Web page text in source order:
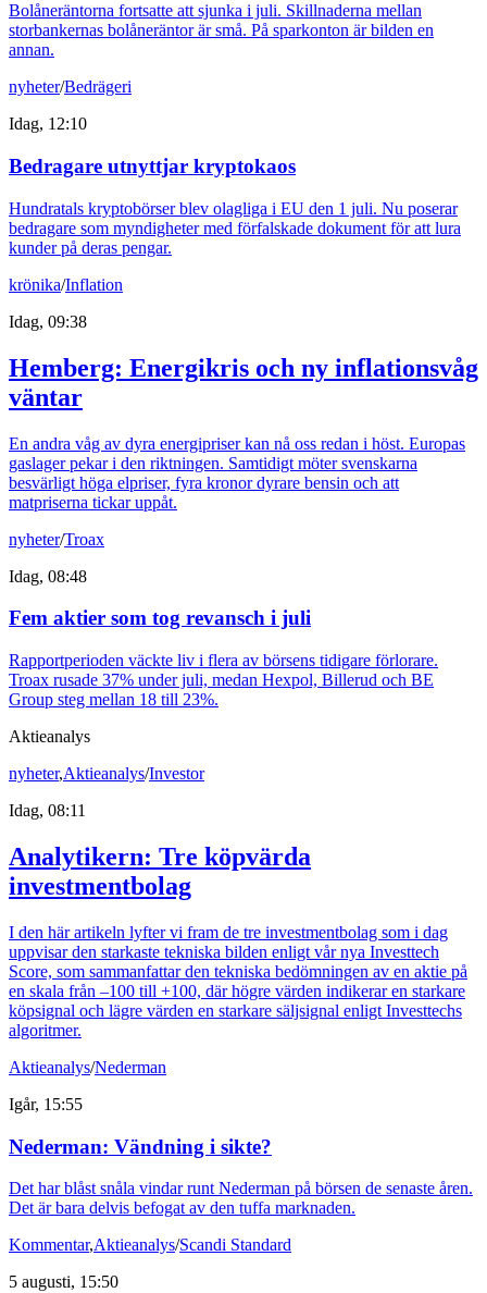
Bolåneräntorna fortsatte att sjunka i juli. Skillnaderna mellan
storbankernas bolåneräntor är små. På sparkonton är bilden en
annan.
nyheter/Bedrägeri
Idag, 12:10
Bedragare utnyttjar kryptokaos
Hundratals kryptobörser blev olagliga i EU den 1 juli. Nu poserar
bedragare som myndigheter med förfalskade dokument för att lura
kunder på deras pengar.
krönika/Inflation
Idag, 09:38
Hemberg: Energikris och ny inflationsvåg
väntar
En andra våg av dyra energipriser kan nå oss redan i höst. Europas
gaslager pekar i den riktningen. Samtidigt möter svenskarna
besvärligt höga elpriser, fyra kronor dyrare bensin och att
matpriserna tickar uppåt.
nyheter/Troax
Idag, 08:48
Fem aktier som tog revansch i juli
Rapportperioden väckte liv i flera av börsens tidigare förlorare.
Troax rusade 37% under juli, medan Hexpol, Billerud och BE
Group steg mellan 18 till 23%.
Aktieanalys
nyheter,Aktieanalys/Investor
Idag, 08:11
Analytikern: Tre köpvärda
investmentbolag
I den här artikeln lyfter vi fram de tre investmentbolag som i dag
uppvisar den starkaste tekniska bilden enligt vår nya Investtech
Score, som sammanfattar den tekniska bedömningen av en aktie på
en skala från –100 till +100, där högre värden indikerar en starkare
köpsignal och lägre värden en starkare säljsignal enligt Investtechs
algoritmer.
Aktieanalys/Nederman
Igår, 15:55
Nederman: Vändning i sikte?
Det har blåst snåla vindar runt Nederman på börsen de senaste åren.
Det är bara delvis befogat av den tuffa marknaden.
Kommentar,Aktieanalys/Scandi Standard
5 augusti, 15:50